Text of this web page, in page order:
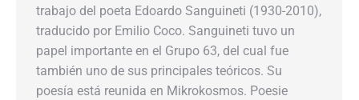
trabajo del poeta Edoardo Sanguineti (1930-2010),
traducido por Emilio Coco. Sanguineti tuvo un
papel importante en el Grupo 63, del cual fue
también uno de sus principales teóricos. Su
poesía está reunida en Mikrokosmos. Poesie